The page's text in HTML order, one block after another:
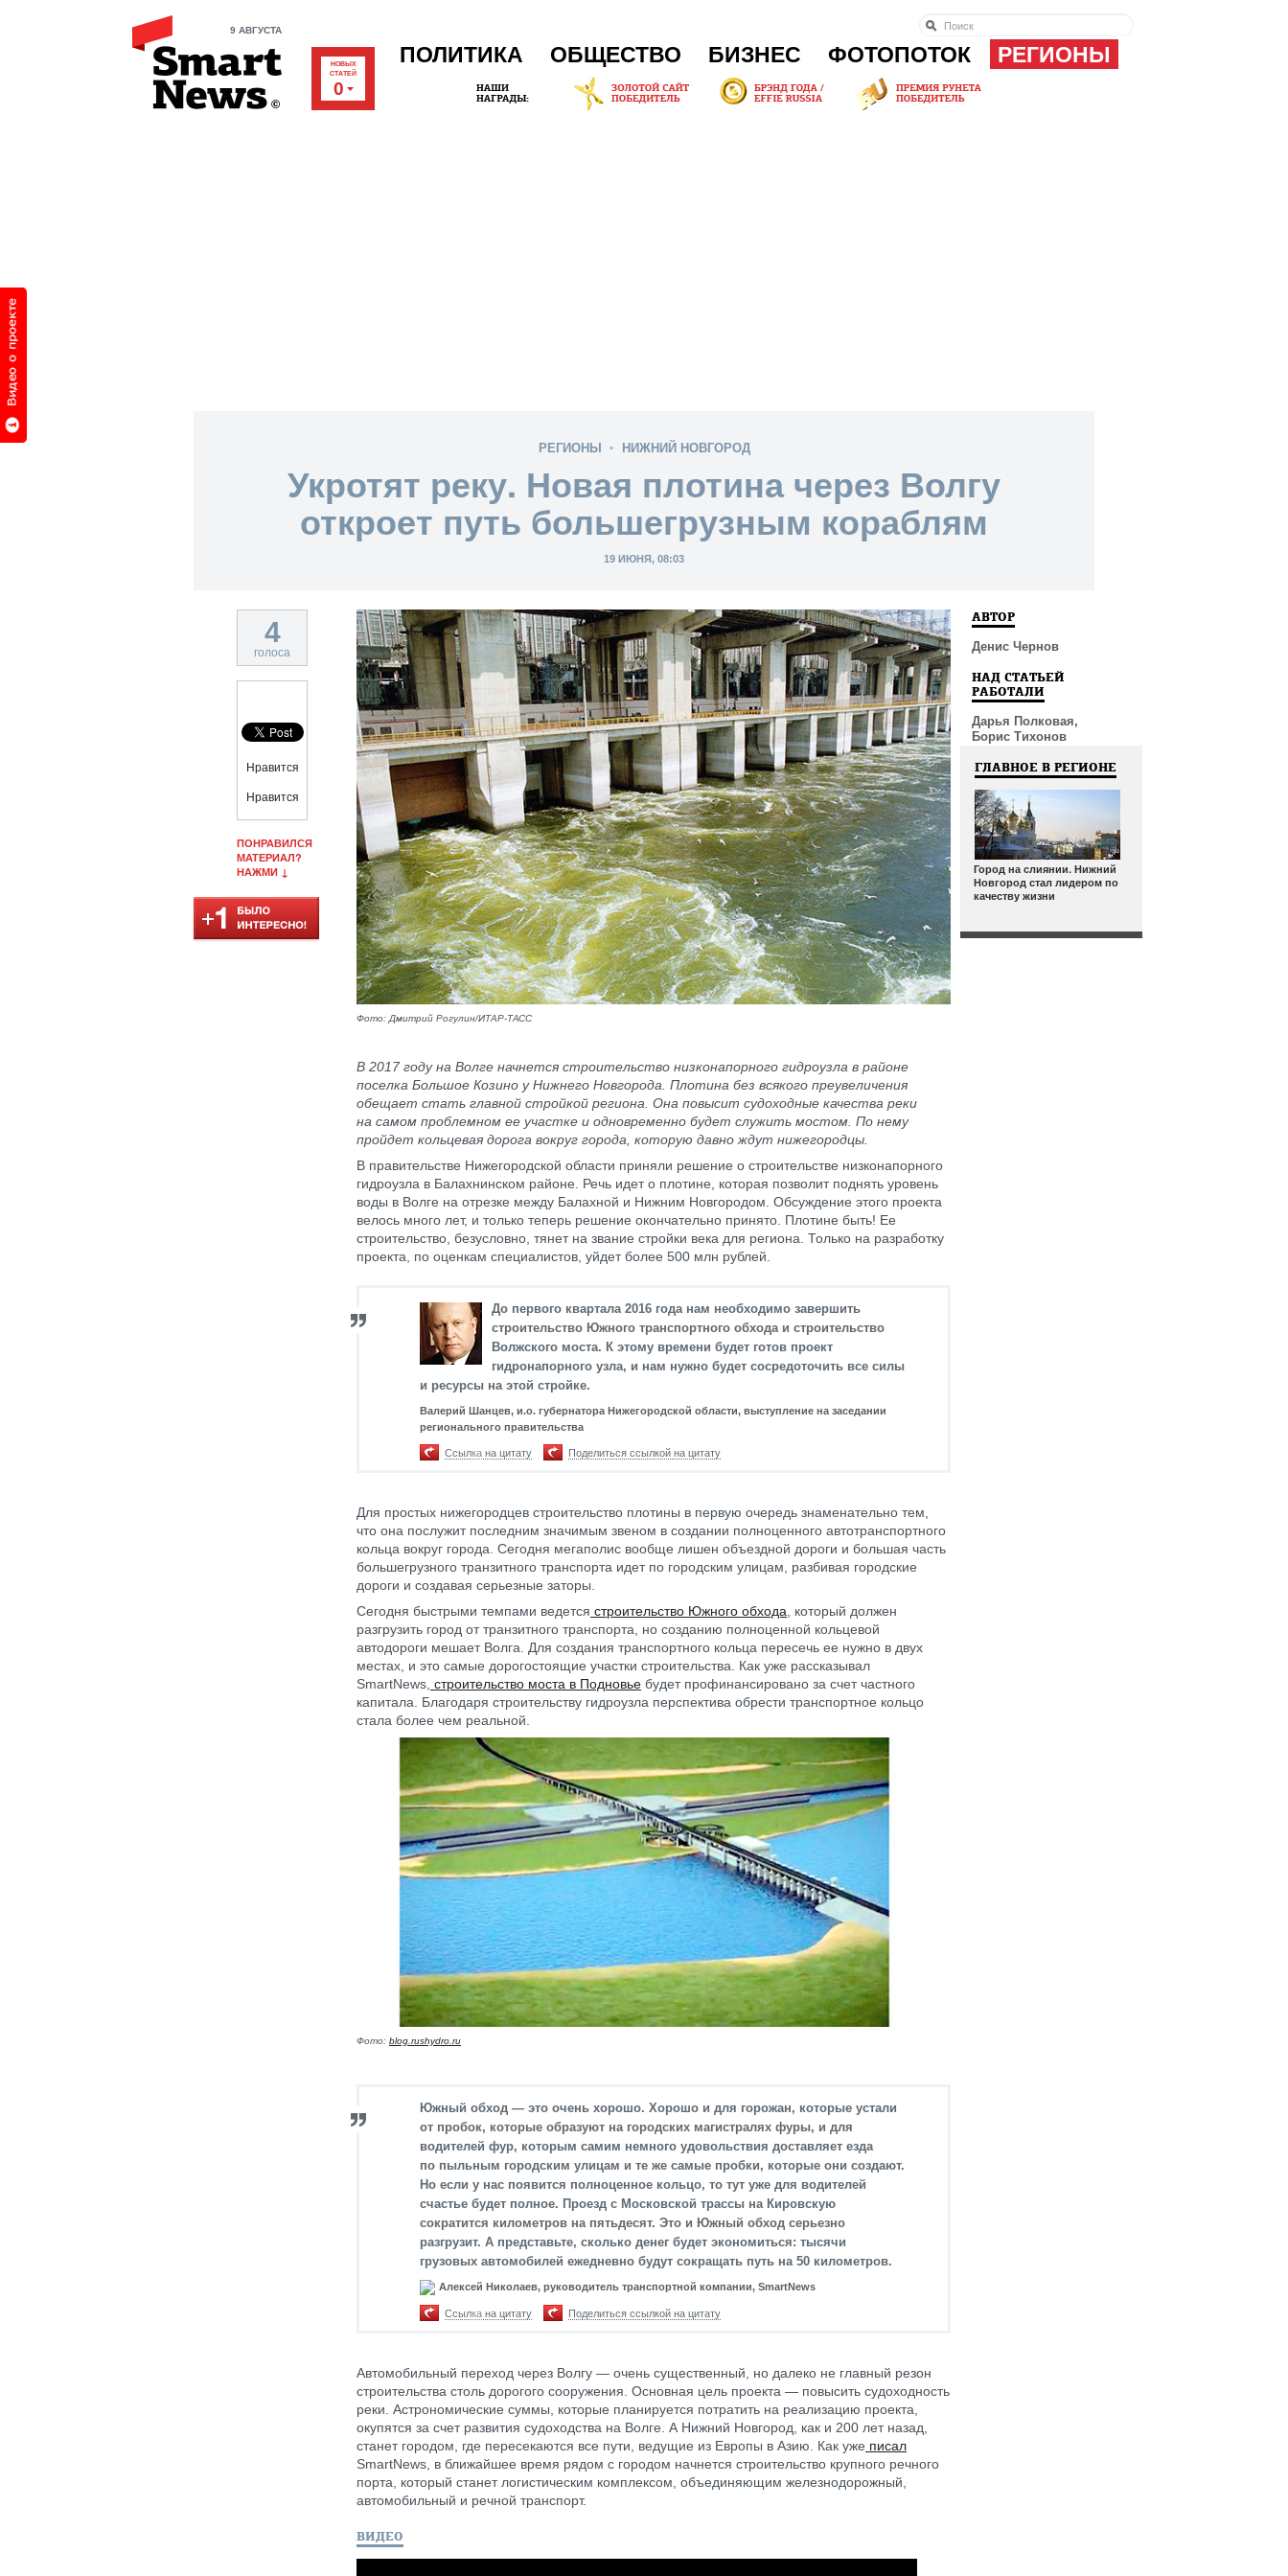
9 АВГУСТА
НОВЫХ
СТАТЕЙ
0
ПОЛИТИКА ОБЩЕСТВО БИЗНЕС ФОТОПОТОК РЕГИОНЫ
РЕГИОНЫ НИЖНИЙ НОВГОРОД
Укротят реку. Новая плотина через Волгу
откроет путь большегрузным кораблям
19 ИЮНЯ, 08:03
4
голоса
Нравится
Нравится
ПОНРАВИЛСЯ
МАТЕРИАЛ?
НАЖМИ ↓
Фото: Дмитрий Рогулин/ИТАР-ТАСС
В 2017 году на Волге начнется строительство низконапорного гидроузла в районе
поселка Большое Козино у Нижнего Новгорода. Плотина без всякого преувеличения
обещает стать главной стройкой региона. Она повысит судоходные качества реки
на самом проблемном ее участке и одновременно будет служить мостом. По нему
пройдет кольцевая дорога вокруг города, которую давно ждут нижегородцы.
В правительстве Нижегородской области приняли решение о строительстве низконапорного
гидроузла в Балахнинском районе. Речь идет о плотине, которая позволит поднять уровень
воды в Волге на отрезке между Балахной и Нижним Новгородом. Обсуждение этого проекта
велось много лет, и только теперь решение окончательно принято. Плотине быть! Ее
строительство, безусловно, тянет на звание стройки века для региона. Только на разработку
проекта, по оценкам специалистов, уйдет более 500 млн рублей.
До первого квартала 2016 года нам необходимо завершить
строительство Южного транспортного обхода и строительство
Волжского моста. К этому времени будет готов проект
гидронапорного узла, и нам нужно будет сосредоточить все силы
и ресурсы на этой стройке.
Валерий Шанцев, и.о. губернатора Нижегородской области, выступление на заседании
регионального правительства
Ссылка на цитату Поделиться ссылкой на цитату
Для простых нижегородцев строительство плотины в первую очередь знаменательно тем,
что она послужит последним значимым звеном в создании полноценного автотранспортного
кольца вокруг города. Сегодня мегаполис вообще лишен объездной дороги и большая часть
большегрузного транзитного транспорта идет по городским улицам, разбивая городские
дороги и создавая серьезные заторы.
Сегодня быстрыми темпами ведется строительство Южного обхода , который должен
разгрузить город от транзитного транспорта, но созданию полноценной кольцевой
автодороги мешает Волга. Для создания транспортного кольца пересечь ее нужно в двух
местах, и это самые дорогостоящие участки строительства. Как уже рассказывал
SmartNews, строительство моста в Подновье будет профинансировано за счет частного
капитала. Благодаря строительству гидроузла перспектива обрести транспортное кольцо
стала более чем реальной.
Фото: blog.rushydro.ru
Южный обход — это очень хорошо. Хорошо и для горожан, которые устали
от пробок, которые образуют на городских магистралях фуры, и для
водителей фур, которым самим немного удовольствия доставляет езда
по пыльным городским улицам и те же самые пробки, которые они создают.
Но если у нас появится полноценное кольцо, то тут уже для водителей
счастье будет полное. Проезд с Московской трассы на Кировскую
сократится километров на пятьдесят. Это и Южный обход серьезно
разгрузит. А представьте, сколько денег будет экономиться: тысячи
грузовых автомобилей ежедневно будут сокращать путь на 50 километров.
Алексей Николаев, руководитель транспортной компании, SmartNews
Ссылка на цитату Поделиться ссылкой на цитату
Автомобильный переход через Волгу — очень существенный, но далеко не главный резон
строительства столь дорогого сооружения. Основная цель проекта — повысить судоходность
реки. Астрономические суммы, которые планируется потратить на реализацию проекта,
окупятся за счет развития судоходства на Волге. А Нижний Новгород, как и 200 лет назад,
станет городом, где пересекаются все пути, ведущие из Европы в Азию. Как уже писал
SmartNews, в ближайшее время рядом с городом начнется строительство крупного речного
порта, который станет логистическим комплексом, объединяющим железнодорожный,
автомобильный и речной транспорт.
ВИДЕО
АВТОР
Денис Чернов
НАД СТАТЬЕЙ
РАБОТАЛИ
Дарья Полковая,
Борис Тихонов
ГЛАВНОЕ В РЕГИОНЕ
Город на слиянии. Нижний
Новгород стал лидером по
качеству жизни